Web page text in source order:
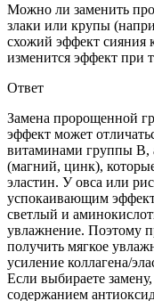
Можно ли заменить
злаки или крупы
схожий эффект сияния
изменится эффект при
Ответ
Замена пророщенной
эффект может
витаминами группы B,
(магний, цинк),
эластин. У овса или
успокаивающим
светлый и
увлажнение. Поэтому
получить мягкое
усиление коллагена/
Если выбираете
содержанием